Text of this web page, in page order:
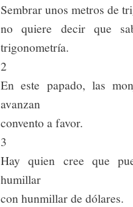
Sembrar unos metros de
no quiere decir que
trigonometría.
2
En este papado, las
avanzan
convento a favor.
3
Hay quien cree que
humillar
con hunmillar de dólares.